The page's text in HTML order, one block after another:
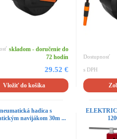
skladom - doručenie do
72 hodín
29.52 €
Vložiť do košíka
Dostupnosť
s DPH
hadica s
navijákom 30m ...